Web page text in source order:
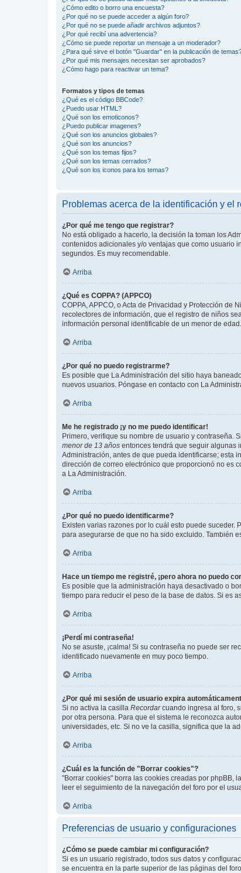
¿Cómo edito o borro una encuesta?
¿Por qué no se puede acceder a algún foro?
¿Por qué no se puede añadir archivos adjuntos?
¿Por qué recibí una advertencia?
¿Cómo se puede reportar un mensaje a un moderador?
¿Para qué sirve el botón "Guardar" en la publicación de
¿Por qué mis mensajes necesitan ser aprobados?
¿Cómo hago para reactivar un tema?
Formatos y tipos de temas
¿Qué es el código BBCode?
¿Puedo usar HTML?
¿Qué son los emoticonos?
¿Puedo publicar imagenes?
¿Qué son los anuncios globales?
¿Qué son los anuncios?
¿Qué son los temas fijos?
¿Qué son los temas cerrados?
¿Qué son los iconos para los temas?
Problemas acerca de la identificación y el
¿Por qué me tengo que registrar?
No está obligado a hacerlo, la decisión la toman los
contenidos adicionales y/o ventajas que como usuario
segundos. Es muy recomendable.
Arriba
¿Qué es COPPA? (APPCO)
COPPA, APPCO, o Acta de Privacidad y Protección
recolectores de información, que el registro de niños
información personal identificable de un menor de edad.
Arriba
¿Por qué no puedo registrarme?
Es posible que La Administración del sitio haya
nuevos usuarios. Póngase en contacto con La
Arriba
Me he registrado ¡y no me puedo identificar!
Primero, verifique su nombre de usuario y contraseña.
menor de 13 años entonces tendrá que seguir algunas
Administración, antes de que pueda identificarse; esta
dirección de correo electrónico que proporcionó no es
a La Administración.
Arriba
¿Por qué no puedo identificarme?
Existen varias razones por lo cuál esto puede suceder.
para asegurarse de que no ha sido excluido. También
Arriba
Hace un tiempo me registré, ¡pero ahora no puedo
Es posible que la administración haya desactivado o
tiempo para reducir el peso de la base de datos. Si es
Arriba
¡Perdí mi contraseña!
No se asuste, ¡calma! Si su contraseña no puede ser
identificado nuevamente en muy poco tiempo.
Arriba
¿Por qué mi sesión de usuario expira
Si no activa la casilla Recordarcuando ingresa al foro,
por otra persona. Para que el sistema le reconozca
universidades, etc. Si no ve la casilla, significa que la
Arriba
¿Cuál es la función de "Borrar cookies"?
"Borrar cookies" borra las cookies creadas por phpBB,
leer el seguimiento de la navegación del foro por el
Arriba
Preferencias de usuario y configuraciones
¿Cómo se puede cambiar mi configuración?
Si es un usuario registrado, todos sus datos y
se encuentra en la parte superior de las páginas del